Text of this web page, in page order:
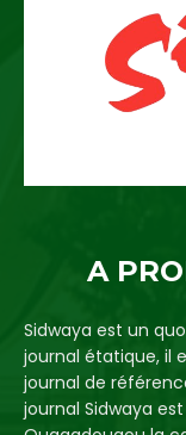
A
Sidwaya est un
journal étatique, il
journal de
journal Sidwaya